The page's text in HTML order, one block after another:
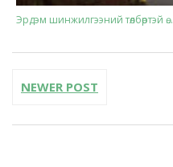
Эрдэм шинжилгээний төлбөртэй ө...
NEWER POST